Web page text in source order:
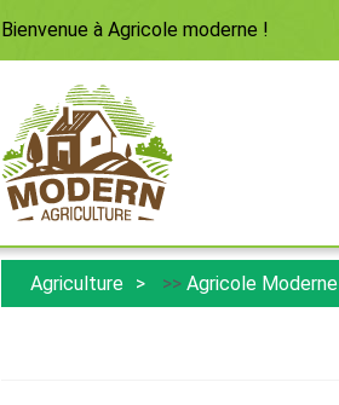
Bienvenue à Agricole moderne !
Agriculture >> Agricole Moderne